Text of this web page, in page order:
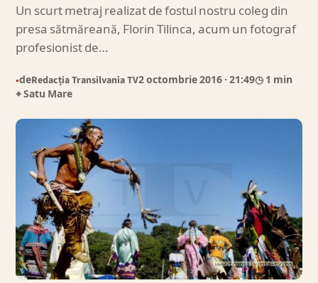
Un scurt metraj realizat de fostul nostru coleg din
presa sătmăreană, Florin Tilinca, acum un fotograf
profesionist de…
●deRedacția Transilvania TV2 octombrie 2016 · 21:49◷ 1 min
⌖ Satu Mare